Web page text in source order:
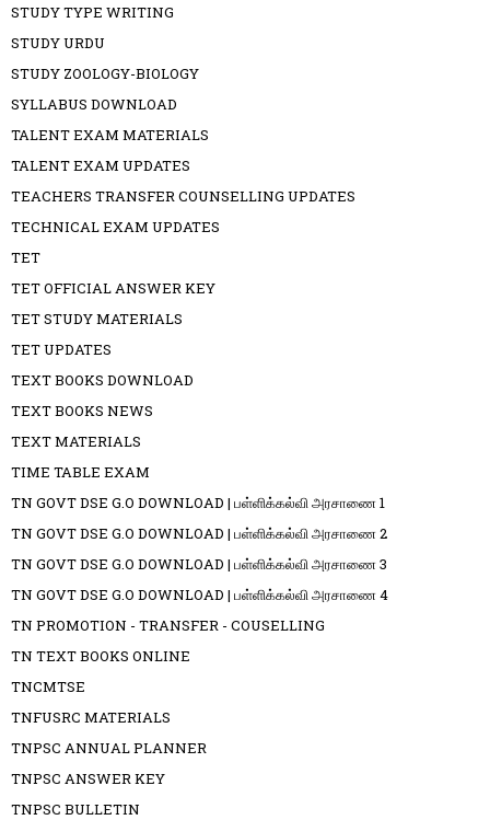
STUDY TYPE WRITING
STUDY URDU
STUDY ZOOLOGY-BIOLOGY
SYLLABUS DOWNLOAD
TALENT EXAM MATERIALS
TALENT EXAM UPDATES
TEACHERS TRANSFER COUNSELLING UPDATES
TECHNICAL EXAM UPDATES
TET
TET OFFICIAL ANSWER KEY
TET STUDY MATERIALS
TET UPDATES
TEXT BOOKS DOWNLOAD
TEXT BOOKS NEWS
TEXT MATERIALS
TIME TABLE EXAM
TN GOVT DSE G.O DOWNLOAD | பள்ளிக்கல்வி அரசாணை 1
TN GOVT DSE G.O DOWNLOAD | பள்ளிக்கல்வி அரசாணை 2
TN GOVT DSE G.O DOWNLOAD | பள்ளிக்கல்வி அரசாணை 3
TN GOVT DSE G.O DOWNLOAD | பள்ளிக்கல்வி அரசாணை 4
TN PROMOTION - TRANSFER - COUSELLING
TN TEXT BOOKS ONLINE
TNCMTSE
TNFUSRC MATERIALS
TNPSC ANNUAL PLANNER
TNPSC ANSWER KEY
TNPSC BULLETIN